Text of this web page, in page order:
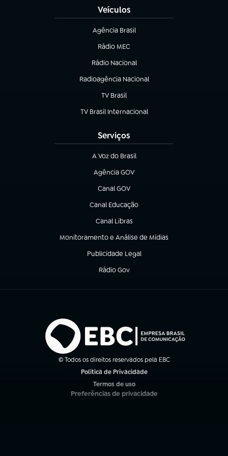
Veículos
Agência Brasil
(abre em nova aba)
Rádio MEC
(abre em nova aba)
Rádio Nacional
Radioagência Nacional
(abre em nova aba)
TV Brasil
(abre em nova aba)
TV Brasil Internacional
(abre em nova aba)
Serviços
A Voz do Brasil
(abre em nova aba)
Agência GOV
(abre em nova aba)
Canal GOV
(abre em nova aba)
Canal Educação
(abre em nova aba)
Canal Libras
(abre em nova aba)
Monitoramento e Análise de Mídias
(abre em nova aba)
Publicidade Legal
(abre em nova aba)
Rádio Gov
(abre em nova aba)
© Todos os direitos reservados pela EBC
Política de Privacidade
Termos de uso
(abre em nova aba)
Preferências de privacidade